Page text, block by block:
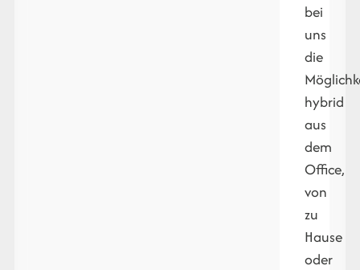
bei
uns
die
hybrid
aus
dem
Office,
von
zu
Hause
oder